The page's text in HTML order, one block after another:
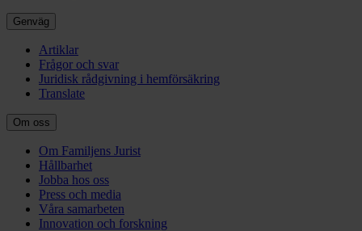
Genväg
Artiklar
Frågor och svar
Juridisk rådgivning i hemförsäkring
Translate
Om oss
Om Familjens Jurist
Hållbarhet
Jobba hos oss
Press och media
Våra samarbeten
Innovation och forskning